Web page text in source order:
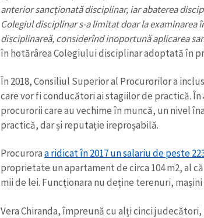
anterior sancționată disciplinar, iar abaterea
Colegiul disciplinar s-a limitat doar la examinarea
disciplinareă, considerînd inoportună aplicarea
în hotărârea Colegiului disciplinar adoptată în
În 2018, Consiliul Superior al Procurorilor a
care vor fi conducători ai stagiilor de practică.
procurorii care au vechime în muncă, un nivel
practică, dar și reputație ireproșabilă.
Procuroraa ridicat în 2017 un salariu de peste
proprietate un apartament de circa 104 m2, al
mii de lei. Funcționara nu deține terenuri,
Vera Chiranda, împreună cu alți cinci
ȘTIREA MEA
Fotografie +
Link media